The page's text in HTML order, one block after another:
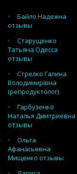
Байло Надежна
отзывы
Старущенко
Татьяна Одесса
отзывы
Стрелко Галина
Володимирівна
(репродуктолог)
Гарбузенко
Наталья Дмитриевна
отзывы
Ольга
Афанасьевна
Мищенко отзывы